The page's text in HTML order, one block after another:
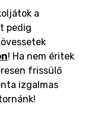
a
pedig
! Ha nem éritek
frissülő
izgalmas